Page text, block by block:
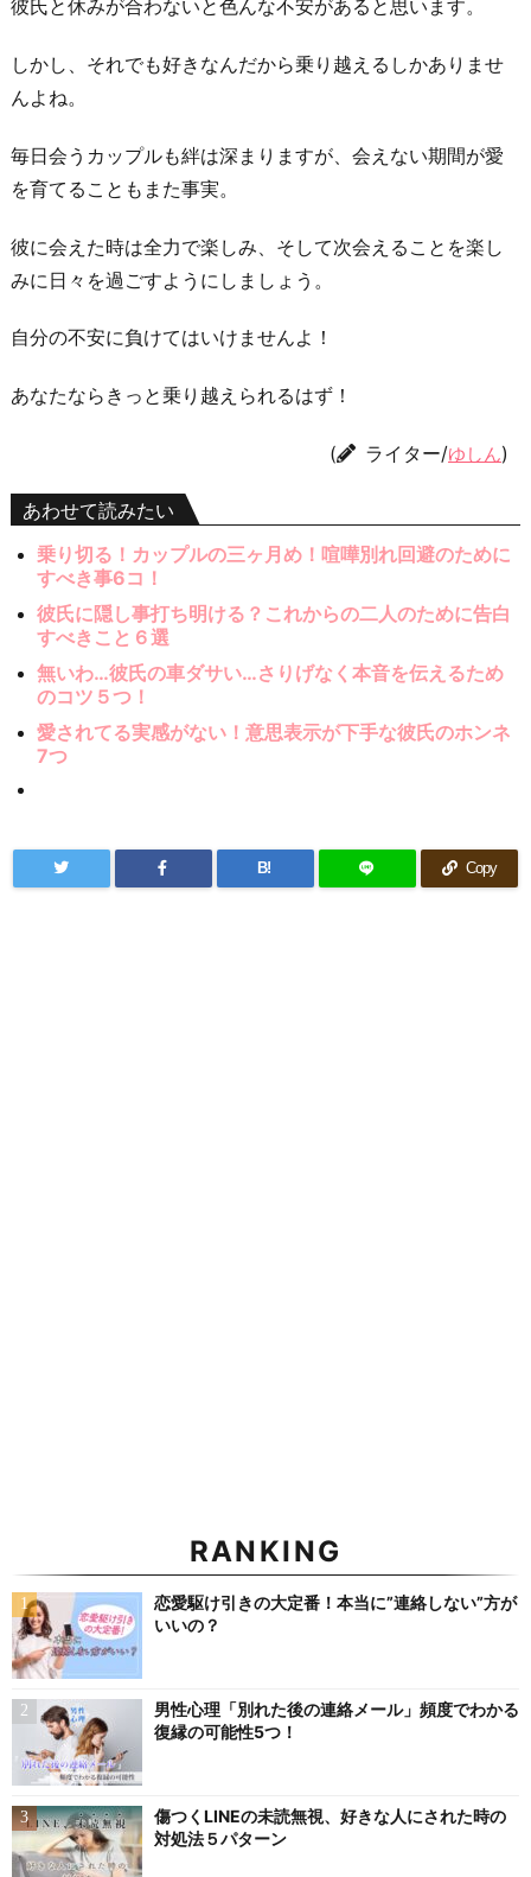
彼氏と休みが合わないと色んな不安があると思います。
しかし、それでも好きなんだから乗り越えるしかありませ
んよね。
毎日会うカップルも絆は深まりますが、会えない期間が愛
を育てることもまた事実。
彼に会えた時は全力で楽しみ、そして次会えることを楽し
みに日々を過ごすようにしましょう。
自分の不安に負けてはいけませんよ！
あなたならきっと乗り越えられるはず！
( ライター/ゆしん)
あわせて読みたい
乗り切る！カップルの三ヶ月め！喧嘩別れ回避のために
すべき事6コ！
彼氏に隠し事打ち明ける？これからの二人のために告白
すべきこと６選
無いわ…彼氏の車ダサい…さりげなく本音を伝えるため
のコツ５つ！
愛されてる実感がない！意思表示が下手な彼氏のホンネ
7つ
B! Copy
RANKING
恋愛駆け引きの大定番！本当に”連絡しない”方が
いいの？
男性心理「別れた後の連絡メール」頻度でわかる
復縁の可能性5つ！
傷つくLINEの未読無視、好きな人にされた時の
対処法５パターン